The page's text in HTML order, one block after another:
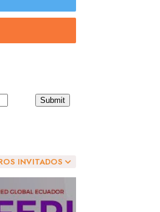
INVITADOS